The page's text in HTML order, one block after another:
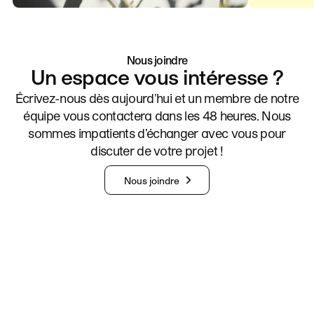
Nous joindre
Un espace vous intéresse ?
Écrivez-nous dès aujourd'hui et un membre de notre
équipe vous contactera dans les 48 heures. Nous
sommes impatients d’échanger avec vous pour
discuter de votre projet !
Nous joindre